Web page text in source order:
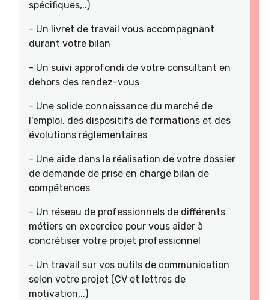
spécifiques,..)
- Un livret de travail vous accompagnant
durant votre bilan
- Un suivi approfondi de votre consultant en
dehors des rendez-vous
- Une solide connaissance du marché de
l'emploi, des dispositifs de formations et des
évolutions réglementaires
- Une aide dans la réalisation de votre dossier
de demande de prise en charge bilan de
compétences
- Un réseau de professionnels de différents
métiers en excercice pour vous aider à
concrétiser votre projet professionnel
- Un travail sur vos outils de communication
selon votre projet (CV et lettres de
motivation,..)